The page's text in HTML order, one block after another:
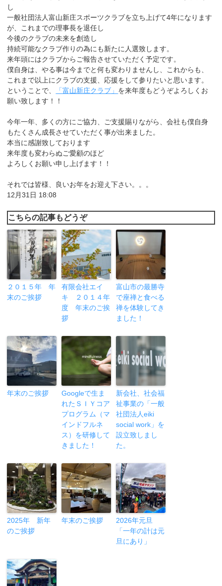
し
一般社団法人富山新庄スポーツクラブを立ち上げて4年になります
が、これまでの理事長を退任し
今後のクラブの未来を創造し
持続可能なクラブ作りの為にも新たに人選致します。
来年頭にはクラブからご報告させていただく予定です。
僕自身は、やる事は今までと何も変わりませんし、これからも、
これまで以上にクラブの支援、応援をして参りたいと思います。
ということで、
「富山新庄クラブ」 を来年度もどうぞよろしくお
願い致します！！
今年一年、多くの方にご協力、ご支援賜りながら、会社も僕自身
もたくさん成長させていただく事が出来ました。
本当に感謝致しております
来年度も変わらぬご愛顧のほど
よろしくお願い申し上げます！！
それでは皆様、良いお年をお迎え下さい。。。
12月31日 18:08
こちらの記事もどうぞ
２０１５年 年
末のご挨拶
有限会社エイ
キ ２０１４年
度 年末のご挨
拶
富山市の最勝寺
で座禅と食べる
禅を体験してき
ました！
年末のご挨拶
Googleで生ま
れたＳＩＹコア
プログラム（マ
インドフルネ
ス）を研修して
きました！
新会社、社会福
祉事業の「一般
社団法人eiki
social work」を
設立致しまし
た。
2025年 新年
のご挨拶
年末のご挨拶
2026年元旦
「一年の計は元
旦にあり」